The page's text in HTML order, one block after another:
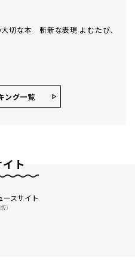
切な本 斬新な表現 よむたび、
ング⼀覧
ト
ースサイト
）